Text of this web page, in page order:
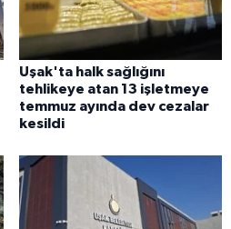
Uşak'ta halk sağlığını
tehlikeye atan 13 işletmeye
temmuz ayında dev cezalar
kesildi